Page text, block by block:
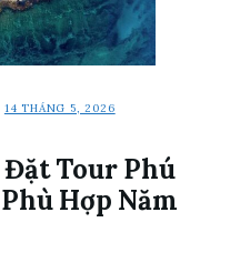
14 THÁNG 5, 2026
Đặt Tour Phú
Hợp Năm